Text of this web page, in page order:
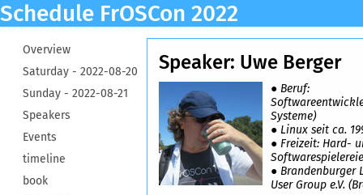
Schedule FrOSCon 2022
Overview
Saturday - 2022-08-20
Sunday - 2022-08-21
Speakers
Events
timeline
book
Speaker: Uwe Berger
● Beruf:
Systeme)
● Linux seit ca.
● Freizeit: Hard-
● Brandenburger
User Group e.V.